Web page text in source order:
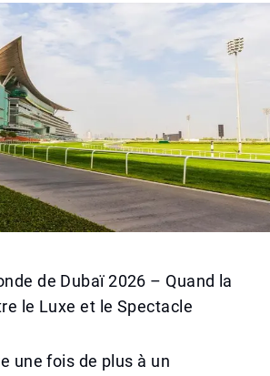
de Dubaï 2026 – Quand la
le Luxe et le Spectacle
une fois de plus à un